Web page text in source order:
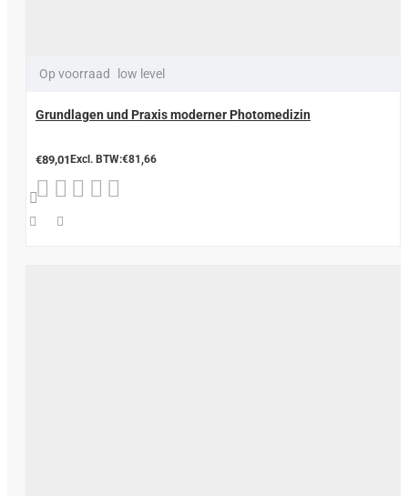
Op voorraad low level
Grundlagen und Praxis moderner Photomedizin
€89,01 Excl. BTW:€81,66